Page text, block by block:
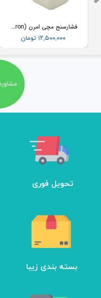
فشارسنج مچی امرن (Omron) مدل RS2
۱۲,۵۰۰,۰۰۰ تومان
تحویل فوری
بسته بندی زیبا